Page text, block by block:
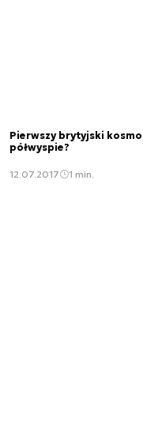
Pierwszy brytyjski
półwyspie?
12.07.2017 1 min.